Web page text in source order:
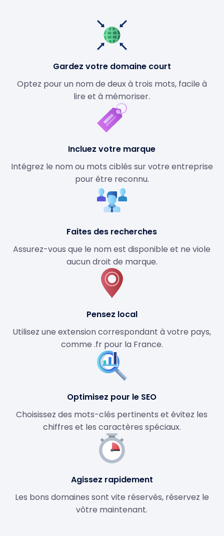
Gardez votre domaine court
Optez pour un nom de deux à trois mots, facile à
lire et à mémoriser.
Incluez votre marque
Intégrez le nom ou mots ciblés sur votre entreprise
pour être reconnu.
Faites des recherches
Assurez-vous que le nom est disponible et ne viole
aucun droit de marque.
Pensez local
Utilisez une extension correspondant à votre pays,
comme .fr pour la France.
Optimisez pour le SEO
Choisissez des mots-clés pertinents et évitez les
chiffres et les caractères spéciaux.
Agissez rapidement
Les bons domaines sont vite réservés, réservez le
vôtre maintenant.